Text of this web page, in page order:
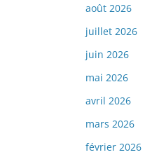
août 2026
juillet 2026
juin 2026
mai 2026
avril 2026
mars 2026
février 2026